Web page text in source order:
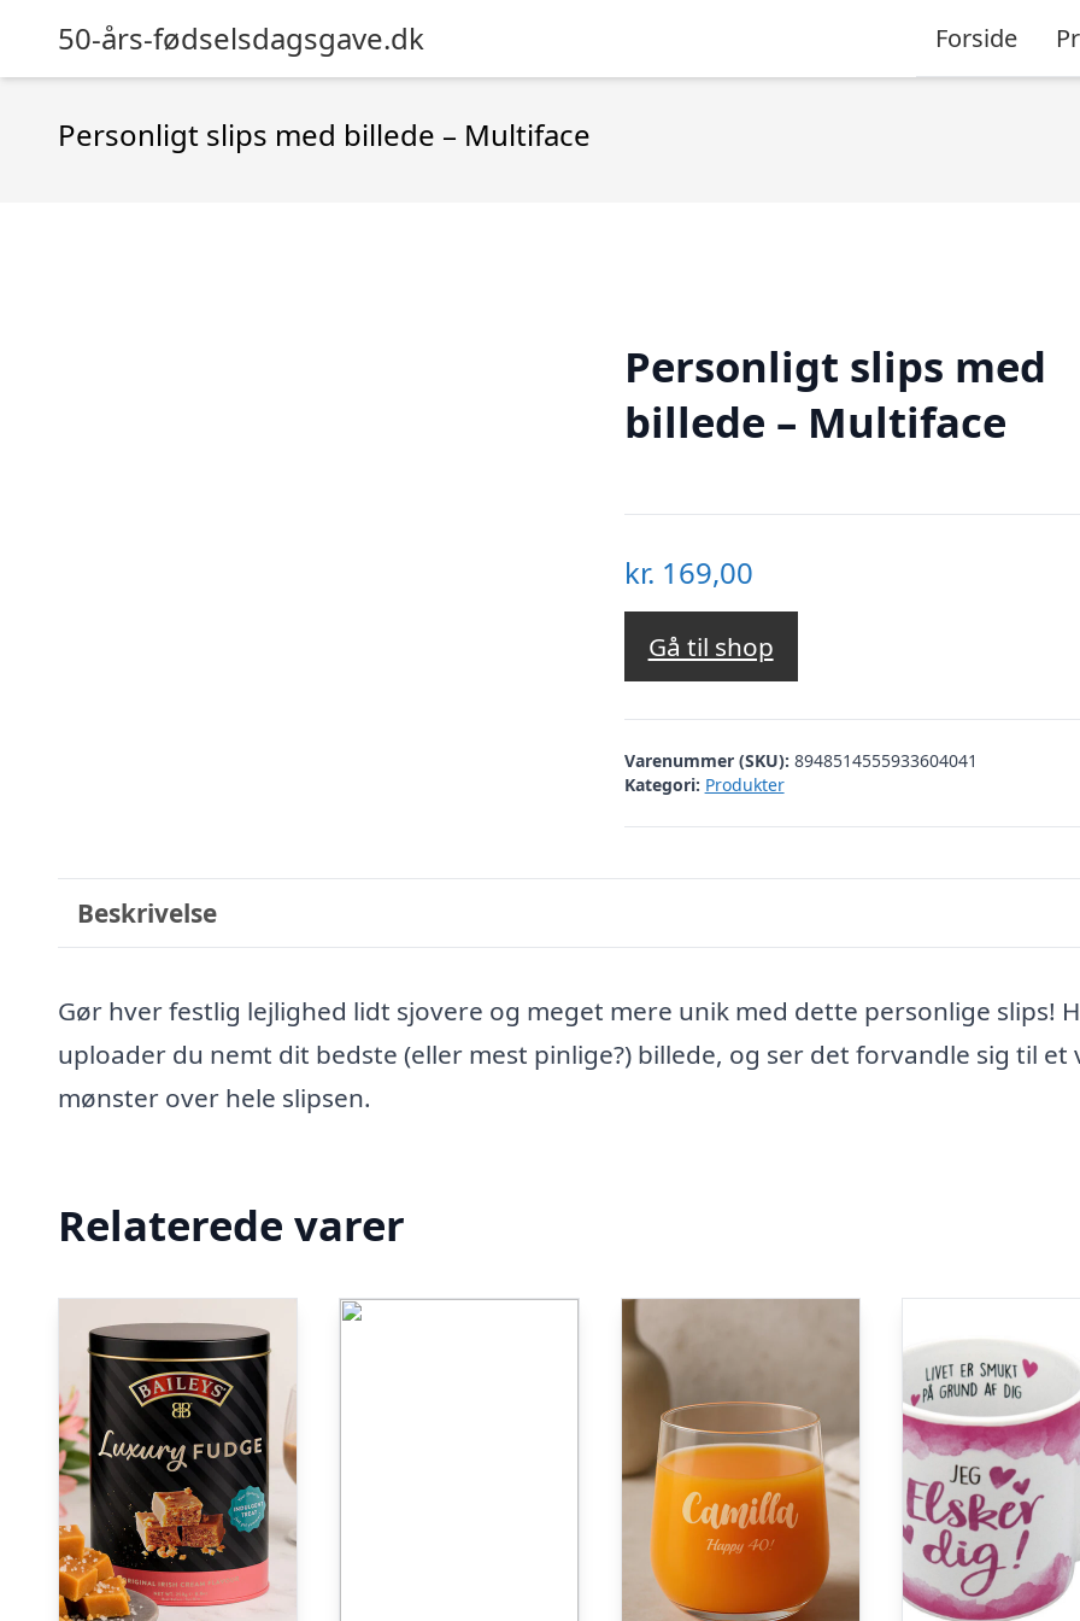
50-års-fødselsdagsgave.dk Forside
Personligt slips med billede – Multiface
Personligt slips med
billede – Multiface
kr. 169,00
Gå til shop
Varenummer (SKU): 8948514555933604041
Kategori: Produkter
Beskrivelse
Gør hver festlig lejlighed lidt sjovere og meget mere unik med dette personlige slips!
uploader du nemt dit bedste (eller mest pinlige?) billede, og ser det forvandle sig til et
mønster over hele slipsen.
Relaterede varer